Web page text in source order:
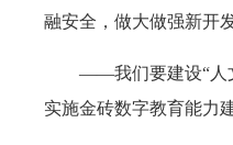
融安全，做大做强新开
——我们要建设“人
实施金砖数字教育能力